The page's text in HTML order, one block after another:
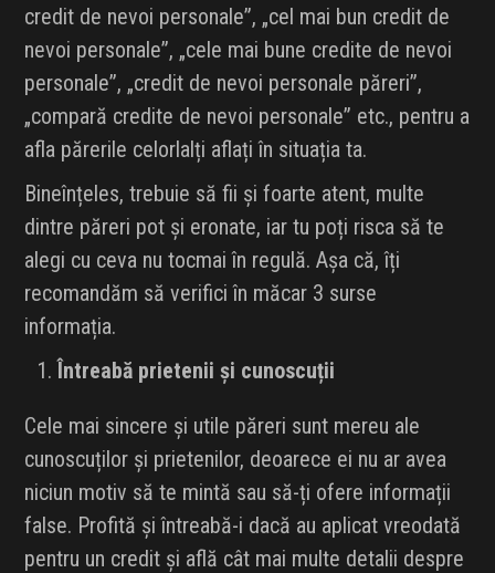
credit de nevoi personale”, „cel mai bun credit de
nevoi personale”, „cele mai bune credite de nevoi
personale”, „credit de nevoi personale păreri”,
„compară credite de nevoi personale” etc., pentru a
afla părerile celorlalți aflați în situația ta.
Bineînțeles, trebuie să fii și foarte atent, multe
dintre păreri pot și eronate, iar tu poți risca să te
alegi cu ceva nu tocmai în regulă. Așa că, îți
recomandăm să verifici în măcar 3 surse
informația.
Întreabă prietenii și cunoscuții
Cele mai sincere și utile păreri sunt mereu ale
cunoscuților și prietenilor, deoarece ei nu ar avea
niciun motiv să te mintă sau să-ți ofere informații
false. Profită și întreabă-i dacă au aplicat vreodată
pentru un credit și află cât mai multe detalii despre